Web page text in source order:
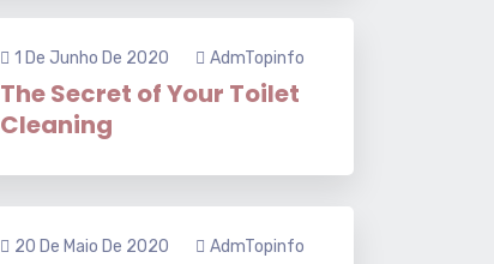
1 De Junho De 2020 AdmTopinfo
The Secret of Your Toilet
Cleaning
20 De Maio De 2020 AdmTopinfo